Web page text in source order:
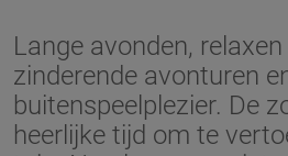
Lange avonden,
zinderende avonturen
buitenspeelplezier. De
heerlijke tijd om te